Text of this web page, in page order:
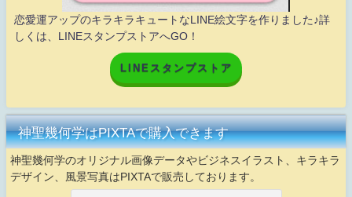
恋愛運アップのキラキラキュートなLINE絵文字を作りました♪詳
しくは、LINEスタンプストアへGO！
LINEスタンプストア
神聖幾何学はPIXTAで購入できます
神聖幾何学のオリジナル画像データやビジネスイラスト、キラキラ
デザイン、風景写真はPIXTAで販売しております。